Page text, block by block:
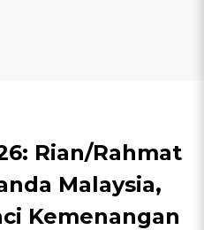
Rian/Rahmat
Malaysia,
Kemenangan